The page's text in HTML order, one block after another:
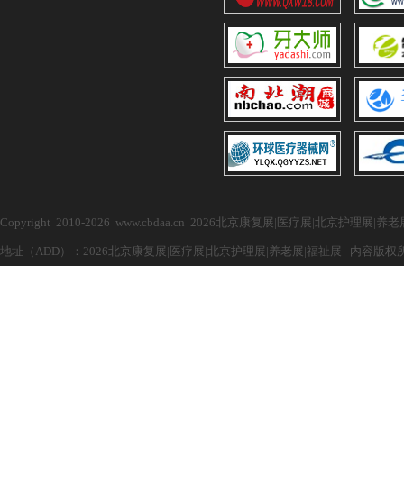
Copyright 2010-2026 www.cbdaa.cn 2026北京康复展|医疗展|北京护理展|
地址（ADD）：2026北京康复展|医疗展|北京护理展|养老展|福祉展 内容版